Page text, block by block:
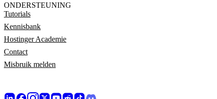
ONDERSTEUNING
Tutorials
Kennisbank
Hostinger Academie
Contact
Misbruik melden